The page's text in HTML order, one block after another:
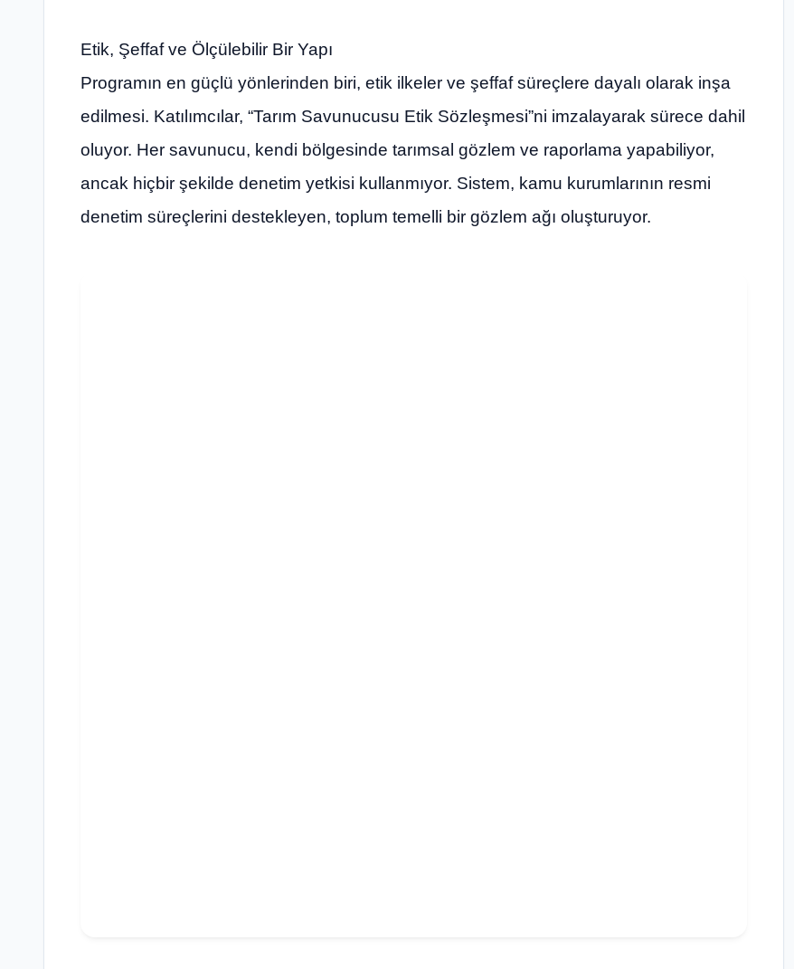
Etik, Şeffaf ve Ölçülebilir Bir Yapı
Programın en güçlü yönlerinden biri, etik ilkeler ve şeffaf süreçlere dayalı olarak inşa
edilmesi. Katılımcılar, “Tarım Savunucusu Etik Sözleşmesi”ni imzalayarak sürece dahil
oluyor. Her savunucu, kendi bölgesinde tarımsal gözlem ve raporlama yapabiliyor,
ancak hiçbir şekilde denetim yetkisi kullanmıyor. Sistem, kamu kurumlarının resmi
denetim süreçlerini destekleyen, toplum temelli bir gözlem ağı oluşturuyor.